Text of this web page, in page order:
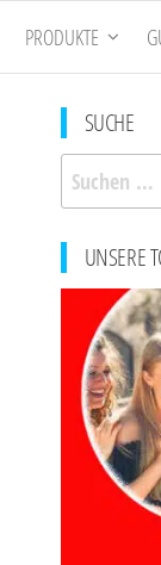
PRODUKTE
SUCHE
Suchen
nach:
UNSERE